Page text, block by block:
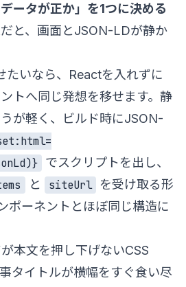
データが正か」を1つに決める
と、画面とJSON-LDが静か
たいなら、Reactを入れずに
トへ同じ発想を移せます。静
が軽く、ビルド時にJSON-
でスクリプトを出し、
と siteUrl を受け取る形
ポーネントとほぼ同じ構造に
本文を押し下げないCSS
タイトルが横幅をすぐ食い尽